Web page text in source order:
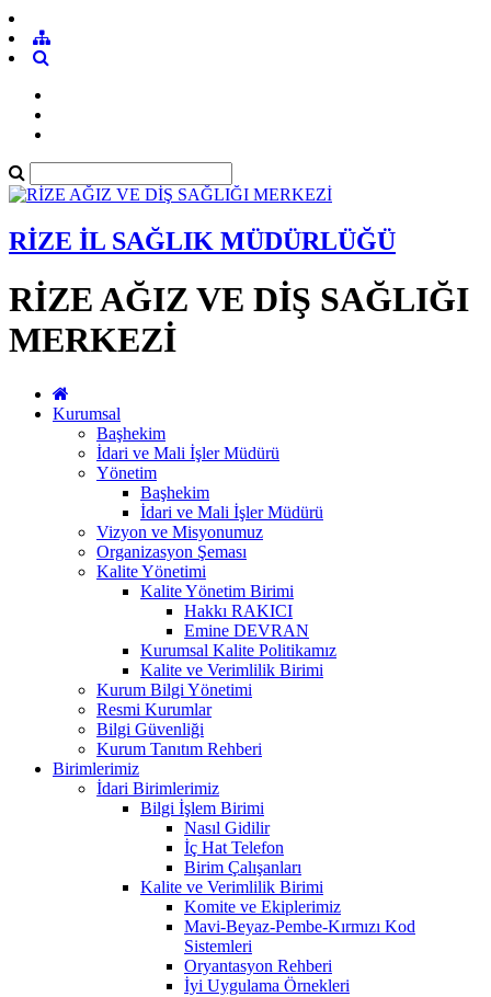
RİZE İL SAĞLIK MÜDÜRLÜĞÜ
RİZE AĞIZ VE DİŞ SAĞLIĞI
MERKEZİ
Kurumsal
Başhekim
İdari ve Mali İşler Müdürü
Yönetim
Başhekim
İdari ve Mali İşler Müdürü
Vizyon ve Misyonumuz
Organizasyon Şeması
Kalite Yönetimi
Kalite Yönetim Birimi
Hakkı RAKICI
Emine DEVRAN
Kurumsal Kalite Politikamız
Kalite ve Verimlilik Birimi
Kurum Bilgi Yönetimi
Resmi Kurumlar
Bilgi Güvenliği
Kurum Tanıtım Rehberi
Birimlerimiz
İdari Birimlerimiz
Bilgi İşlem Birimi
Nasıl Gidilir
İç Hat Telefon
Birim Çalışanları
Kalite ve Verimlilik Birimi
Komite ve Ekiplerimiz
Mavi-Beyaz-Pembe-Kırmızı Kod
Sistemleri
Oryantasyon Rehberi
İyi Uygulama Örnekleri